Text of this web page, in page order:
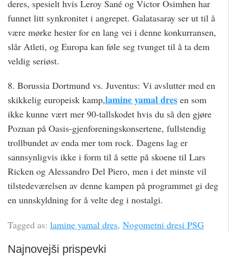
deres, spesielt hvis Leroy Sané og Victor Osimhen har
funnet litt synkronitet i angrepet. Galatasaray ser ut til å
være mørke hester for en lang vei i denne konkurransen,
slår Atleti, og Europa kan føle seg tvunget til å ta dem
veldig seriøst.
8. Borussia Dortmund vs. Juventus: Vi avslutter med en
skikkelig europeisk kamp,lamine yamal dres ​​en som
ikke kunne vært mer 90-tallskodet hvis du så den gjøre
Poznan på Oasis-gjenforeningskonsertene, fullstendig
trollbundet av enda mer tom rock. Dagens lag er
sannsynligvis ikke i form til å sette på skoene til Lars
Ricken og Alessandro Del Piero, men i det minste vil
tilstedeværelsen av denne kampen på programmet gi deg
en unnskyldning for å velte deg i nostalgi.
Tagged as: lamine yamal dres, Nogometni dresi PSG
Najnovejši prispevki